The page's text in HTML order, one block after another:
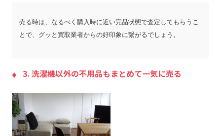
売る時は、なるべく購入時に近い完品状態で査定してもらうこ
とで、グッと買取業者からの好印象に繋がるでしょう。
3. 洗濯機以外の不用品もまとめて一気に売る